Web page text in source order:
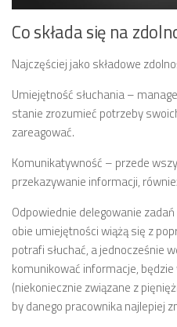
Co składa się na
Najczęściej jako składowe
Umiejętność słuchania –
stanie zrozumieć potrzeby
zareagować.
Komunikatywność – przede
przekazywanie informacji,
Odpowiednie delegowanie
obie umiejętności wiążą się z
potrafi słuchać, a jednocześnie
komunikować informacje,
(niekoniecznie związane z
by danego pracownika najlepiej